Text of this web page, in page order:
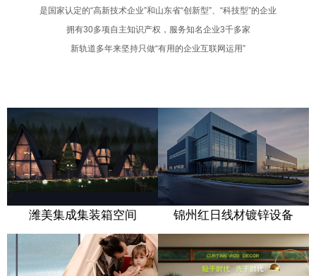
了解新轨道 >
5000+
与5000余家企业客户携手
移动互联网解决方案
手机网站建设·APP开发·H5页面设计开发
移动互联网解决方案
手机网站建设·APP开发·H5页面设计开发
然
不
会
试
图
摘
我当然
不会试
我要月
亮奔我
而来
只做一件事 · 创新
是国家认定的“高新技术企业”和山东省“创新型”、“科技型”的企业
拥有30多项自主知识产权，服务知名企业3千多家
新轨道多年来坚持只做“有用的企业互联网运用”
潍美集成集装箱空间 锦州红日线材镀锌设备